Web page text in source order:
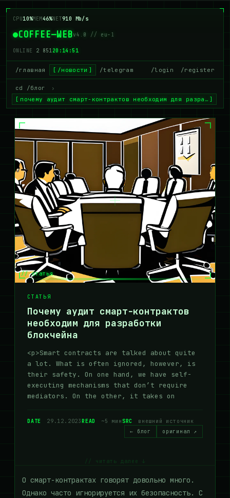
CPU10%MEM46%NET910 Mb/s
COFFEE—WEBv4.0 // eu-1
ONLINE 2 85120:14:52
/главная /новости /telegram /login /register
cd /блог
›
почему аудит смарт-контрактов необходим для разра…
// статья
СТАТЬЯ
Почему аудит смарт-контрактов
необходим для разработки
блокчейна
<p>Smart contracts are talked about quite
a lot. What is often ignored, however, is
their safety. On one hand, we have self-
executing mechanisms that don’t require
mediators. On the other, it takes on
DATE 29.12.2023READ ~5 минSRC
внешний источник
← блог
оригинал ↗
// читать далее ↓
О смарт-контрактах говорят довольно много.
Однако часто игнорируется их безопасность. С